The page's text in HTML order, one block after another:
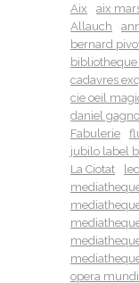
Aix aix
Allauch
bernard
cadavres
cie oeil
daniel
Fabulerie
jubilo label
La Ciotat
opera mundi